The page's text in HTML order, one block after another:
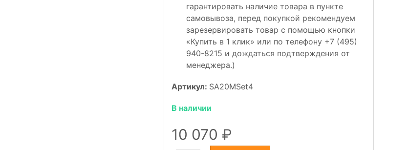
гарантировать наличие товара в пункте
самовывоза, перед покупкой рекомендуем
зарезервировать товар с помощью кнопки
«Купить в 1 клик» или по телефону +7 (495)
940-8215 и дождаться подтверждения от
менеджера.)
Артикул: SA20MSet4
В наличии
10 070